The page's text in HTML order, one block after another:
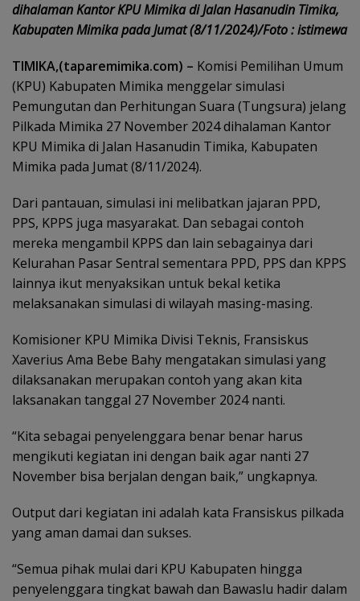
dihalaman Kantor KPU Mimika di Jalan Hasanudin Timika,
Kabupaten Mimika pada Jumat (8/11/2024)/Foto : istimewa
TIMIKA,(taparemimika.com) – Komisi Pemilihan Umum
(KPU) Kabupaten Mimika menggelar simulasi
Pemungutan dan Perhitungan Suara (Tungsura) jelang
Pilkada Mimika 27 November 2024 dihalaman Kantor
KPU Mimika di Jalan Hasanudin Timika, Kabupaten
Mimika pada Jumat (8/11/2024).
Dari pantauan, simulasi ini melibatkan jajaran PPD,
PPS, KPPS juga masyarakat. Dan sebagai contoh
mereka mengambil KPPS dan lain sebagainya dari
Kelurahan Pasar Sentral sementara PPD, PPS dan KPPS
lainnya ikut menyaksikan untuk bekal ketika
melaksanakan simulasi di wilayah masing-masing.
Komisioner KPU Mimika Divisi Teknis, Fransiskus
Xaverius Ama Bebe Bahy mengatakan simulasi yang
dilaksanakan merupakan contoh yang akan kita
laksanakan tanggal 27 November 2024 nanti.
“Kita sebagai penyelenggara benar benar harus
mengikuti kegiatan ini dengan baik agar nanti 27
November bisa berjalan dengan baik,” ungkapnya.
Output dari kegiatan ini adalah kata Fransiskus pilkada
yang aman damai dan sukses.
“Semua pihak mulai dari KPU Kabupaten hingga
penyelenggara tingkat bawah dan Bawaslu hadir dalam